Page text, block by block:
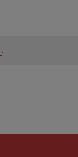
.